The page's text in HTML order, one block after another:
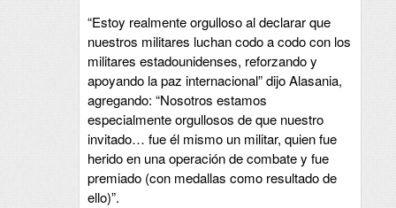
“Estoy realmente orgulloso al declarar que
nuestros militares luchan codo a codo con los
militares estadounidenses, reforzando y
apoyando la paz internacional” dijo Alasania,
agregando: “Nosotros estamos
especialmente orgullosos de que nuestro
invitado… fue él mismo un militar, quien fue
herido en una operación de combate y fue
premiado (con medallas como resultado de
ello)”.